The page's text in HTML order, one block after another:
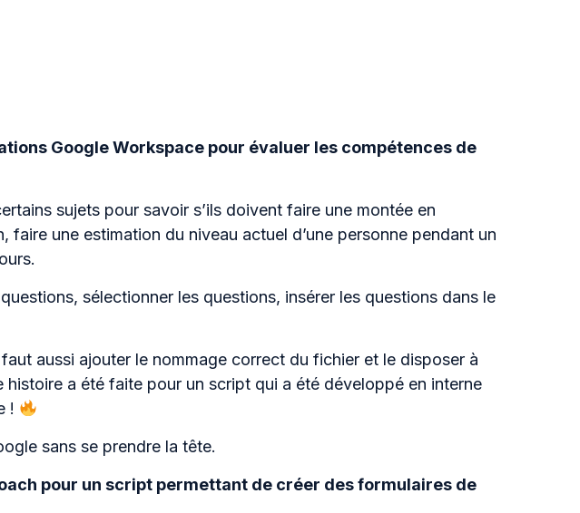
Google Workspace pour évaluer les compétences de
sujets pour savoir s’ils doivent faire une montée en
une estimation du niveau actuel d’une personne pendant un
sélectionner les questions, insérer les questions dans le
aussi ajouter le nommage correct du fichier et le disposer à
histoire a été faite pour un script qui a été développé en interne
!
sans se prendre la tête.
pour un script permettant de créer des formulaires de